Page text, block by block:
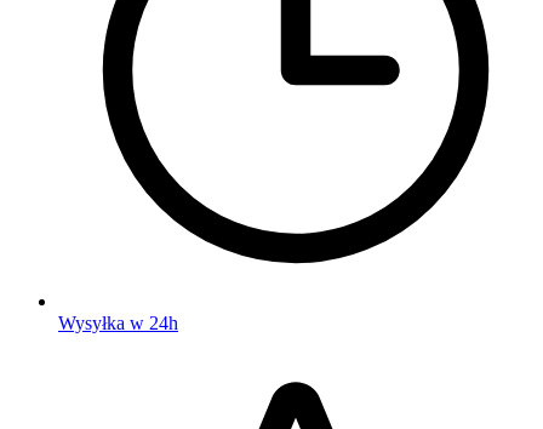
Wysyłka w 24h